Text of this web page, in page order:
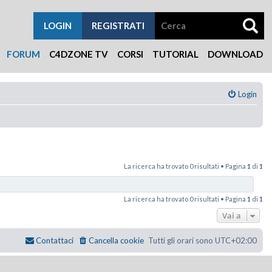
FORUM C4DZONE TV CORSI TUTORIAL DOWNLOAD
REGISTRATI
LOGIN
Login
La ricerca ha trovato 0 risultati • Pagina 1 di 1
La ricerca ha trovato 0 risultati • Pagina 1 di 1
Vai a
Tutti gli orari sono UTC+02:00
Cancella cookie
Contattaci